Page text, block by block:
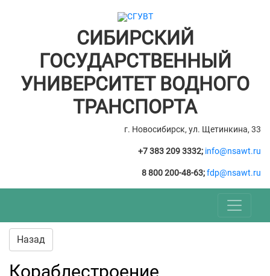
СИБИРСКИЙ
ГОСУДАРСТВЕННЫЙ
УНИВЕРСИТЕТ ВОДНОГО
ТРАНСПОРТА
г. Новосибирск, ул. Щетинкина, 33
+7 383 209 3332; info@nsawt.ru
8 800 200-48-63;fdp@nsawt.ru
Назад
Кораблестроение